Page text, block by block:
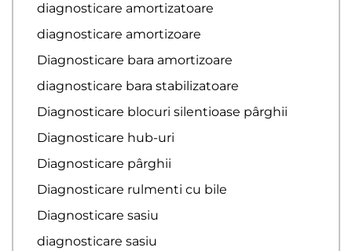
diagnosticare amortizatoare
diagnosticare amortizoare
Diagnosticare bara amortizoare
diagnosticare bara stabilizatoare
Diagnosticare blocuri silentioase pârghii
Diagnosticare hub-uri
Diagnosticare pârghii
Diagnosticare rulmenti cu bile
Diagnosticare sasiu
diagnosticare sasiu